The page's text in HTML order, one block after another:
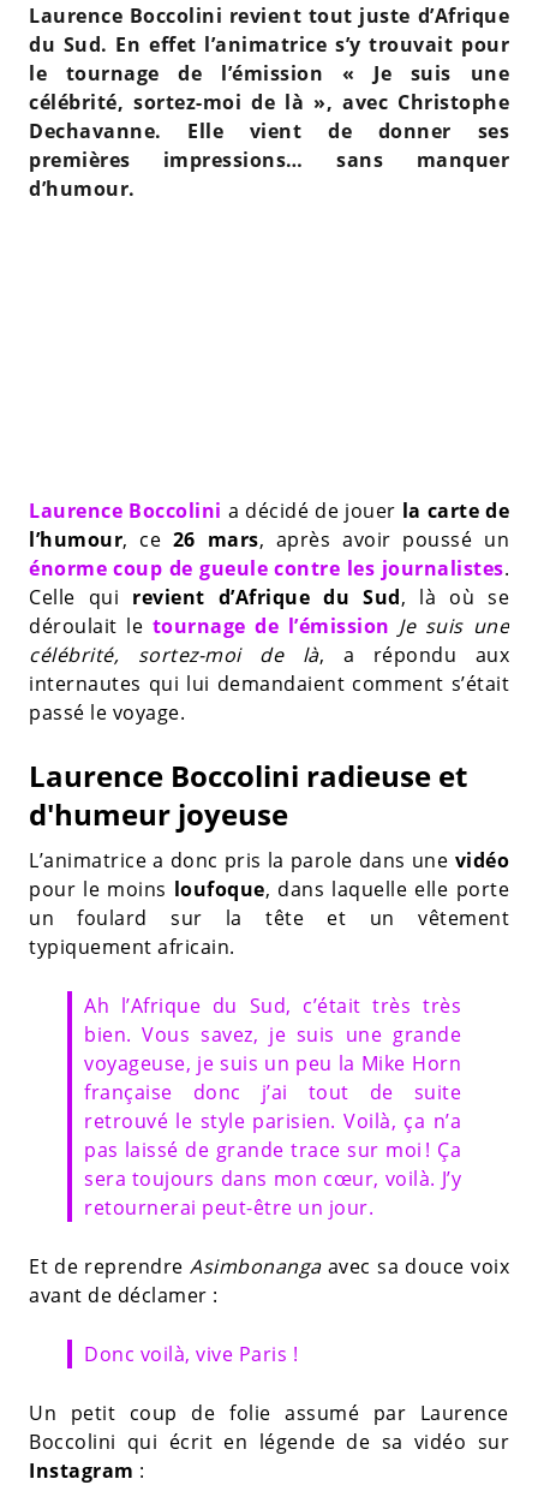
Laurence Boccolini revient tout juste d’Afrique
du Sud. En effet l’animatrice s’y trouvait pour
le tournage de l’émission « Je suis une
célébrité, sortez-moi de là », avec Christophe
Dechavanne. Elle vient de donner ses
premières impressions… sans manquer
d’humour.
Laurence Boccolini a décidé de jouer la carte de
l’humour, ce 26 mars, après avoir poussé un
énorme coup de gueule contre les journalistes.
Celle qui revient d’Afrique du Sud, là où se
déroulait le tournage de l’émission Je suis une
célébrité, sortez-moi de là, a répondu aux
internautes qui lui demandaient comment s’était
passé le voyage.
Laurence Boccolini radieuse et
d'humeur joyeuse
L’animatrice a donc pris la parole dans une vidéo
pour le moins loufoque, dans laquelle elle porte
un foulard sur la tête et un vêtement
typiquement africain.
Ah l’Afrique du Sud, c’était très très
bien. Vous savez, je suis une grande
voyageuse, je suis un peu la Mike Horn
française donc j’ai tout de suite
retrouvé le style parisien. Voilà, ça n’a
pas laissé de grande trace sur moi ! Ça
sera toujours dans mon cœur, voilà. J’y
retournerai peut-être un jour.
Et de reprendreAsimbonangaavec sa douce voix
avant de déclamer :
Donc voilà, vive Paris !
Un petit coup de folie assumé par Laurence
Boccolini qui écrit en légende de sa vidéo sur
Instagram :